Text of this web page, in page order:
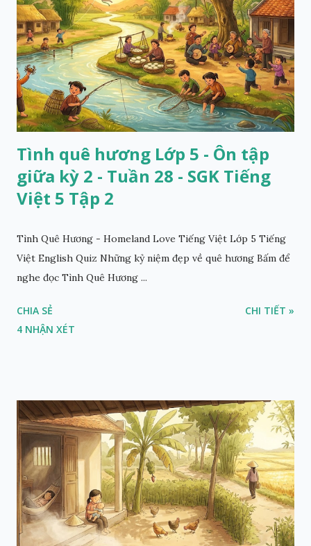
Tình quê hương Lớp 5 - Ôn tập
giữa kỳ 2 - Tuần 28 - SGK Tiếng
Việt 5 Tập 2
Tình Quê Hương - Homeland Love Tiếng Việt Lớp 5 Tiếng
Việt English Quiz Những kỷ niệm đẹp về quê hương Bấm để
nghe đọc Tình Quê Hương ...
CHIA SẺ
4 NHẬN XÉT
CHI TIẾT »